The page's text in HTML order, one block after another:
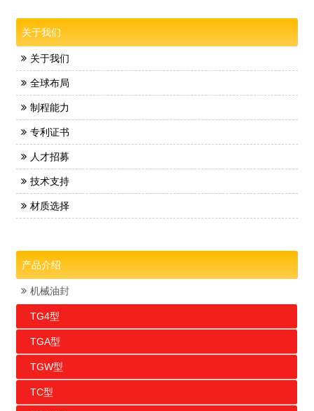
关于我们
关于我们
全球布局
制程能力
专利证书
人才招募
技术支持
材质选择
产品介绍
机械油封
TG4型
TGA型
TGW型
TC型